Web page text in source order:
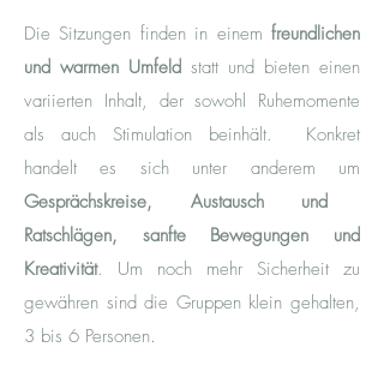
Die Sitzungen finden in einem freundlichen
und warmen Umfeld statt und bieten einen
variierten Inhalt, der sowohl Ruhemomente
als auch Stimulation beinhält.
Konkret
handelt es sich unter anderem um
Gesprächskreise, Austausch und
Ratschlägen, sanfte Bewegungen und
Kreativität. Um noch mehr Sicherheit zu
gewähren sind die Gruppen klein gehalten,
3 bis 6 Personen.